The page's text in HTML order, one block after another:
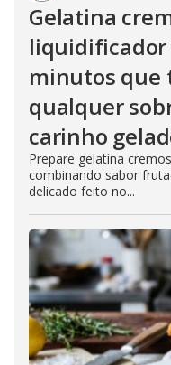
Gelatina
liquidificador
minutos que
qualquer
carinho
Prepare gelatina
combinando sabor
delicado feito no...